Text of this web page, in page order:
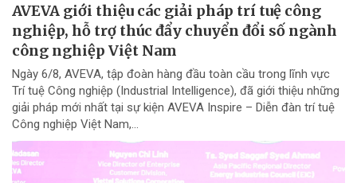
AVEVA giới thiệu các giải pháp trí tuệ công
nghiệp, hỗ trợ thúc đẩy chuyển đổi số ngành
công nghiệp Việt Nam
Ngày 6/8, AVEVA, tập đoàn hàng đầu toàn cầu trong lĩnh vực
Trí tuệ Công nghiệp (Industrial Intelligence), đã giới thiệu những
giải pháp mới nhất tại sự kiện AVEVA Inspire – Diễn đàn trí tuệ
Công nghiệp Việt Nam,...